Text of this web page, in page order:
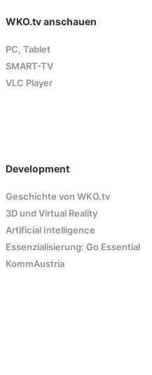
WKO.tv anschauen
PC, Tablet
SMART-TV
VLC Player
Development
Geschichte von WKO.tv
3D und Virtual Reality
Artificial Intelligence
Essenzialisierung: Go Essential
KommAustria